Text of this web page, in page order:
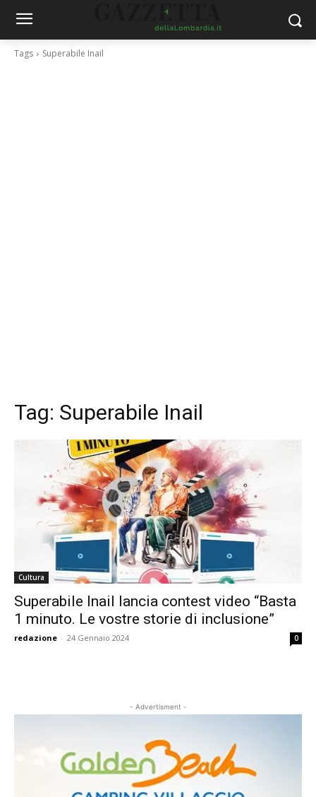
Tags Superabile Inail
Tag: Superabile Inail
Cultura
Superabile Inail lancia contest video “Basta
1 minuto. Le vostre storie di inclusione”
redazione - 24 Gennaio 2024 0
- Advertisment -